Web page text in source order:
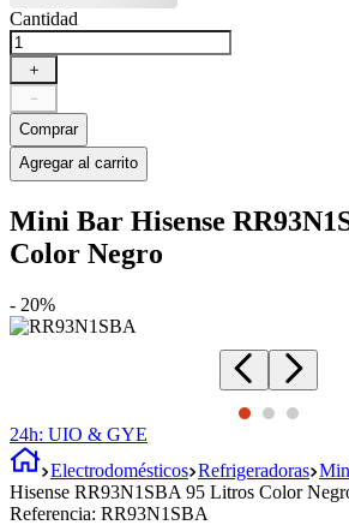
Cantidad
＋
－
Comprar
Agregar al carrito
Mini Bar Hisense
Color Negro
- 20%
24h: UIO & GYE
Electrodomésticos Refrigeradoras
Hisense RR93N1SBA 95 Litros Color
Referencia: RR93N1SBA